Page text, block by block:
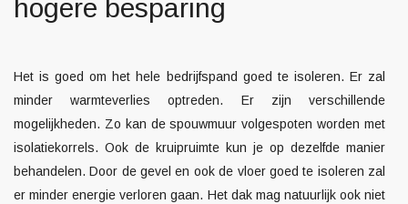
hogere besparing
Het is goed om het hele bedrijfspand goed te isoleren. Er zal
minder warmteverlies optreden. Er zijn verschillende
mogelijkheden. Zo kan de spouwmuur volgespoten worden met
isolatiekorrels. Ook de kruipruimte kun je op dezelfde manier
behandelen. Door de gevel en ook de vloer goed te isoleren zal
er minder energie verloren gaan. Het dak mag natuurlijk ook niet